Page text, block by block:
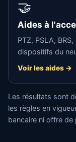
🤝
Aides à
PTZ, PSLA,
dispositifs du
Voir les aides →
Les résultats sont
les règles en
bancaire ni offre de